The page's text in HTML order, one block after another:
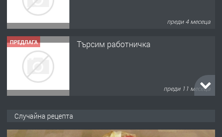
преди 11 месеца
ПРЕДЛАГА
Продава употребявани чисти и
преди 1 година
Случайна рецепта